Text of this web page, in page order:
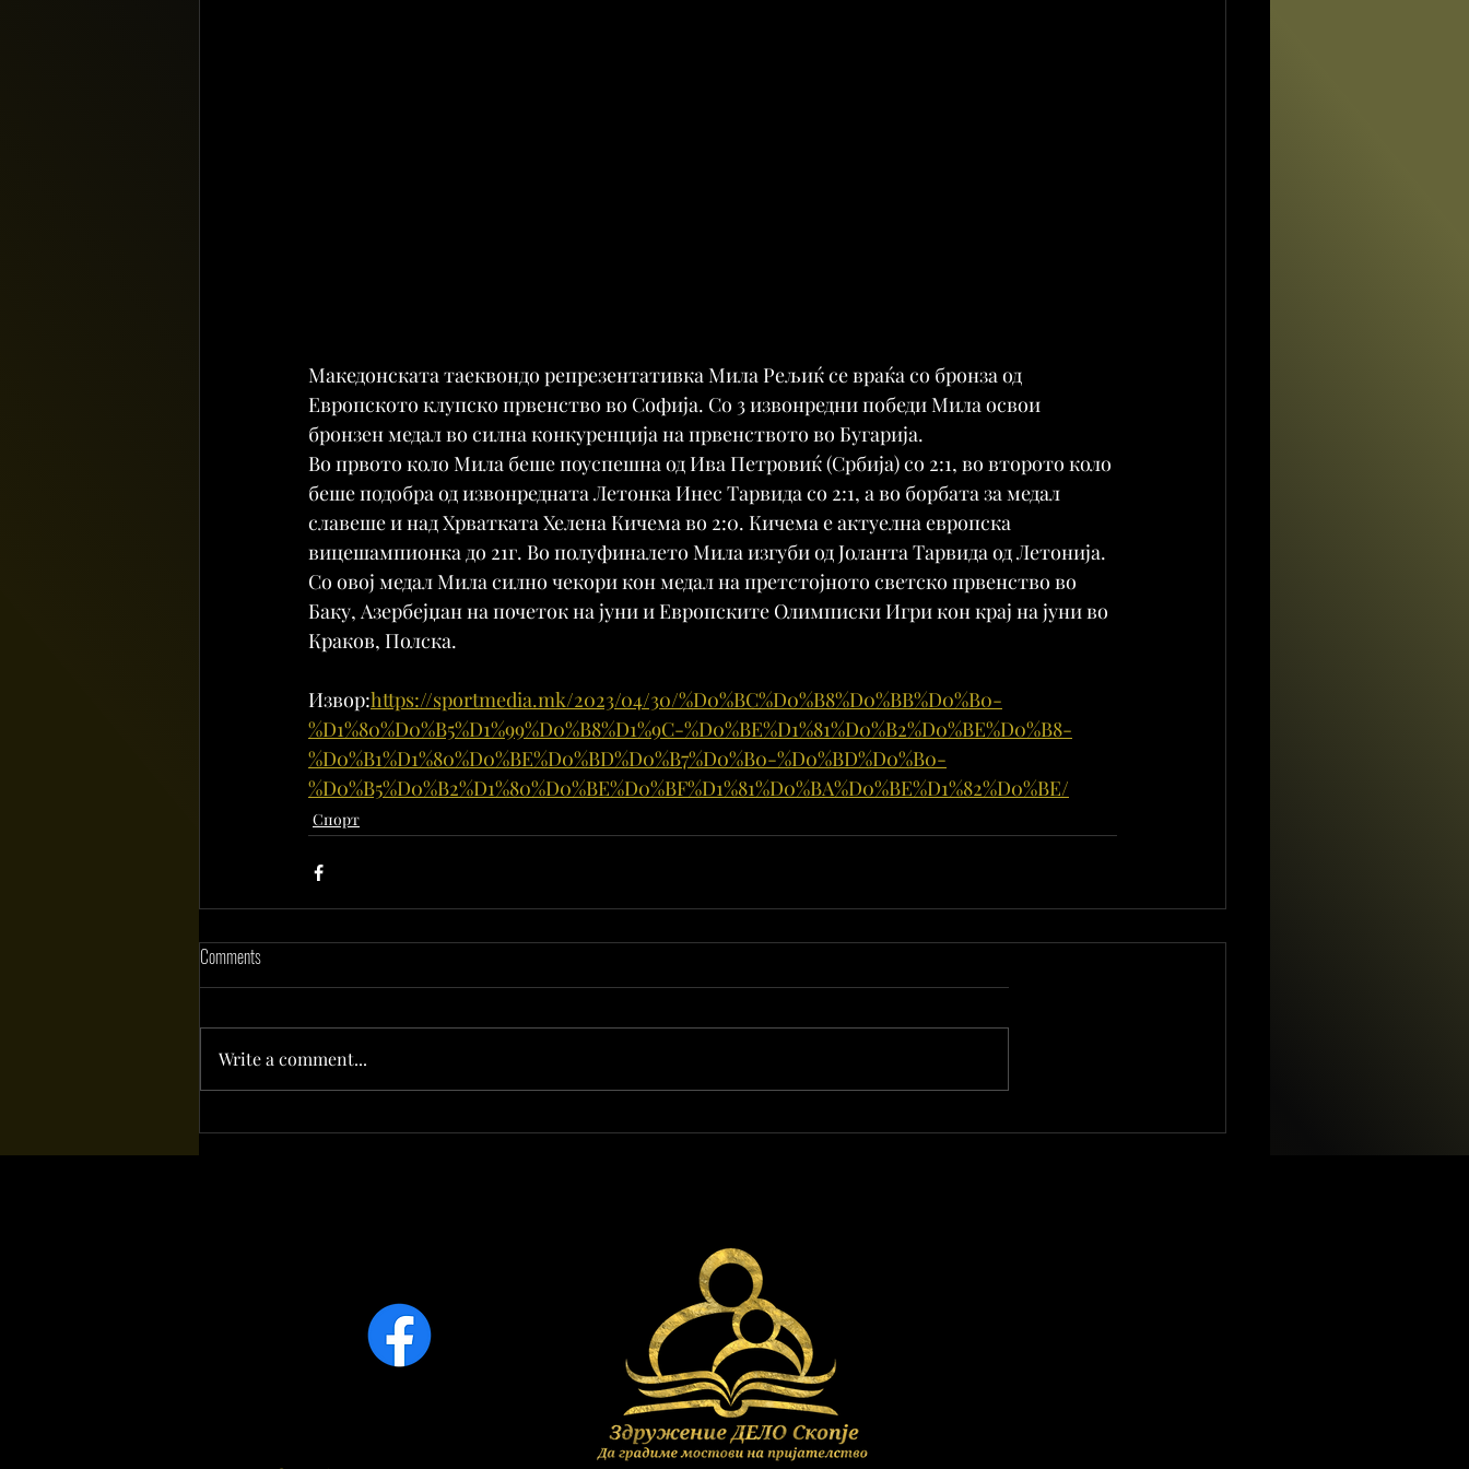
Македонската таеквондо репрезентативка Мила Рељиќ се враќа со бронза од
Европското клупско првенство во Софија. Со 3 извонредни победи Мила освои
бронзен медал во силна конкуренција на првенството во Бугарија.
Во првото коло Мила беше поуспешна од Ива Петровиќ (Србија) со 2:1, во второто коло
беше подобра од извонредната Летонка Инес Тарвида со 2:1, а во борбата за медал
славеше и над Хрватката Хелена Кичема во 2:0. Кичема е актуелна европска
вицешампионка до 21г. Во полуфиналето Мила изгуби од Јоланта Тарвида од Летонија.
Со овој медал Мила силно чекори кон медал на претстојното светско првенство во
Баку, Азербејџан на почеток на јуни и Европските Олимписки Игри кон крај на јуни во
Краков, Полска.
Извор:https://sportmedia.mk/2023/04/30/%D0%BC%D0%B8%D0%BB%D0%B0-
%D1%80%D0%B5%D1%99%D0%B8%D1%9C-%D0%BE%D1%81%D0%B2%D0%BE%D0%B8-
%D0%B1%D1%80%D0%BE%D0%BD%D0%B7%D0%B0-%D0%BD%D0%B0-
%D0%B5%D0%B2%D1%80%D0%BE%D0%BF%D1%81%D0%BA%D0%BE%D1%82%D0%BE/
Спорт
Comments
Write a comment...